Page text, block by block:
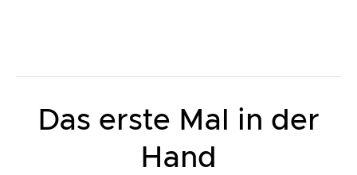
Das erste Mal in der
Hand